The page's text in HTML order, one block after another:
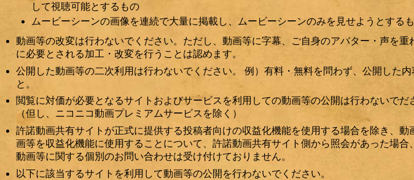
して視聴可能とするもの
ムービーシーンの画像を連続で大量に掲載し、ムービーシーンのみを見せようとする
動画等の改変は行わないでください。ただし、動画等に字幕、ご自身のアバター・声を
に必要とされる加工・改変を行うことは認めます。
公開した動画等の二次利用は行わないでください。 例）有料・無料を問わず、公開した
と。
閲覧に対価が必要となるサイトおよびサービスを利用しての動画等の公開は行わないでだ
（但し、ニコニコ動画プレミアムサービスを除く）
許諾動画共有サイトが正式に提供する投稿者向けの収益化機能を使用する場合を除き、
画等を収益化機能に使用することについて、許諾動画共有サイト側から照会があった場
動画等に関する個別のお問い合わせは受け付けておりません。
以下に該当するサイトを利用して動画等の公開を行わないでください。